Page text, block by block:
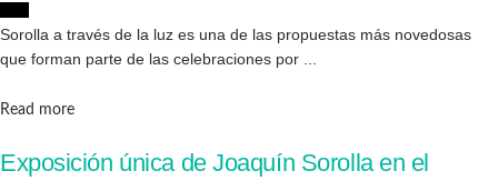
Sorolla a través de la luz es una de las propuestas más novedosas
que forman parte de las celebraciones por ...
Read moreDetails
Exposición única de Joaquín Sorolla en el